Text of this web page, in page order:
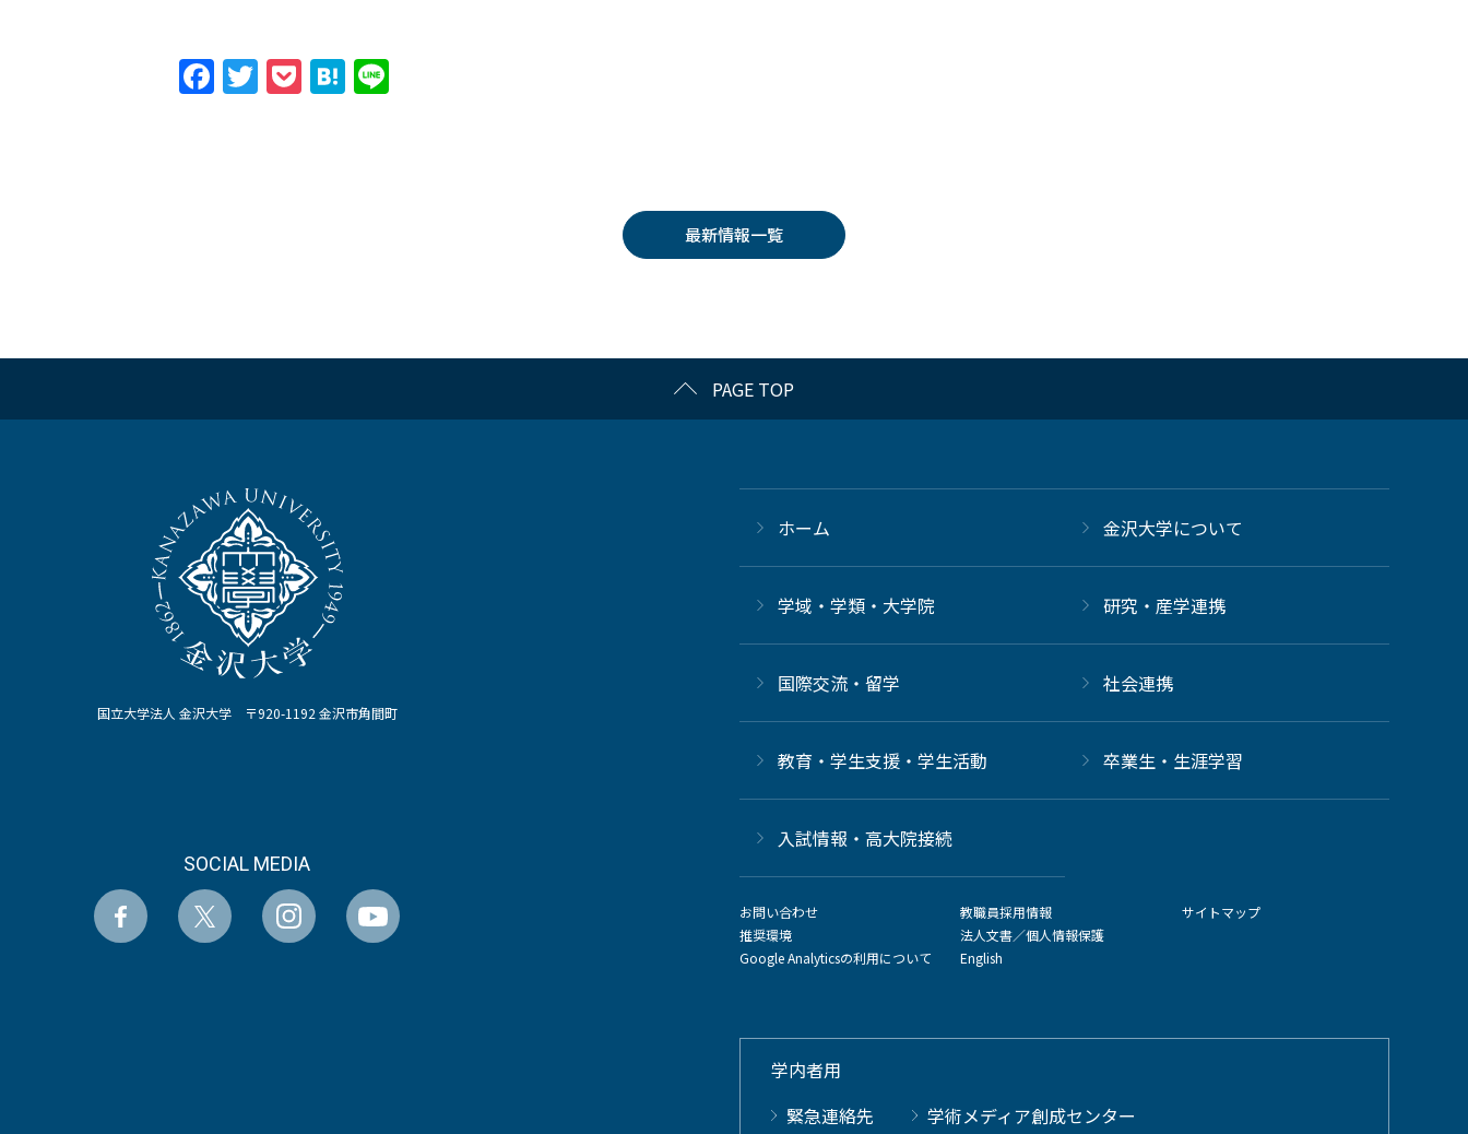
Facebook
Twitter
PocketHatena
最新情報一覧
PAGE TOP
国立大学法人 金沢大学 〒920-1192 金沢市角間町
SOCIAL MEDIA
ホーム 金沢大学について
学域・学類・大学院 研究・産学連携
国際交流・留学 社会連携
教育・学生支援・学生活動 卒業生・生涯学習
⼊試情報・高大院接続
お問い合わせ
推奨環境
Google Analyticsの利用について
教職員採用情報
法人文書／個人情報保護
English
サイトマップ
学内者用
緊急連絡先
学術メディア創成センター